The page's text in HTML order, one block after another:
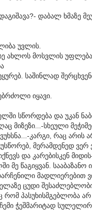
დაბალ ხმაზე
უვლის.
ახლოს მოსვლის
საშინლად
იყავი.
სწორდება და უკან
მიზეზი...-სხეული
კარგი, რაც არის
მერამდენედ ვერ
და კარებისკენ
მე წაგიყვან. სააბაზანო
მადლიერებით
ცუდი
რომ პასუხისმგებლობა
ჭეშმარიტად